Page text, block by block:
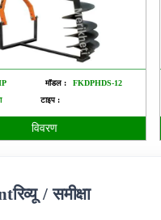
मॉडल :
FKDPHDS-12
टाइप :
विवरण
/ समीक्षा